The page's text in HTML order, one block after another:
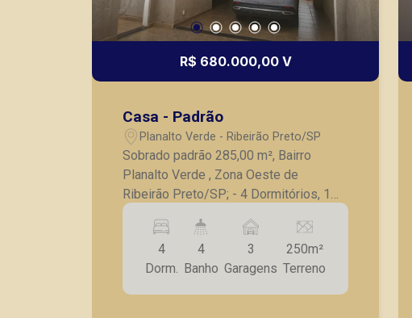
R$ 680.000,00 V
Casa - Padrão
Planalto Verde - Ribeirão Preto/SP
Sobrado padrão 285,00 m², Bairro
Planalto Verde , Zona Oeste de
Ribeirão Preto/SP; - 4 Dormitórios, 1
Suíte; - Sala Ampla com 2 ambientes; -
Pé direito alto; - Escritório; - Sala para
cinema, brinquedoteca ou sala de jogos;
- Área Gourmet; - 3 Vagas de garagem;
A Piramid tem como objetivo atender
4
Dorm.
4
Banho
3
Garagens
250m²
Terreno